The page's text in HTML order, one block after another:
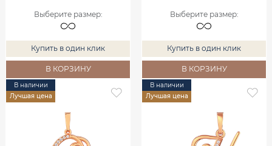
Выберите размер:
Купить в один клик
В КОРЗИНУ
Выберите размер:
Купить в один клик
В КОРЗИНУ
В наличии
Лучшая цена
В наличии
Лучшая цена